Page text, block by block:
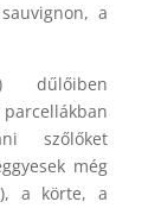
a
dűlőiben
szőlőket
még
a körte, a